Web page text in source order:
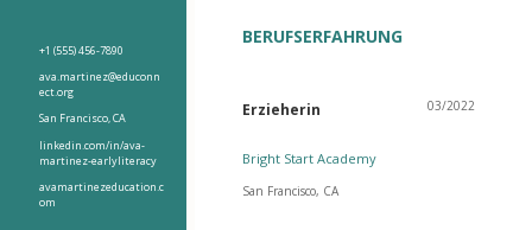
+1 (555) 456-7890
ava.martinez@educonn
ect.org
San Francisco, CA
linkedin.com/in/ava-
martinez-earlyliteracy
avamartinezeducation.c
om
BERUFSERFAHRUNG
Erzieherin 03/2022
Bright Start Academy
San Francisco, CA